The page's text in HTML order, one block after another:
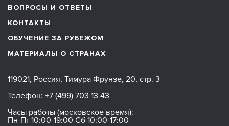
ВОПРОСЫ И ОТВЕТЫ
КОНТАКТЫ
ОБУЧЕНИЕ ЗА РУБЕЖОМ
МАТЕРИАЛЫ О СТРАНАХ
119021, Россия, Тимура Фрунзе, 20, стр. 3
Телефон: +7 (499) 703 13 43
Часы работы (московское время):
Пн-Пт 10:00-19:00 Сб 10:00-17:00